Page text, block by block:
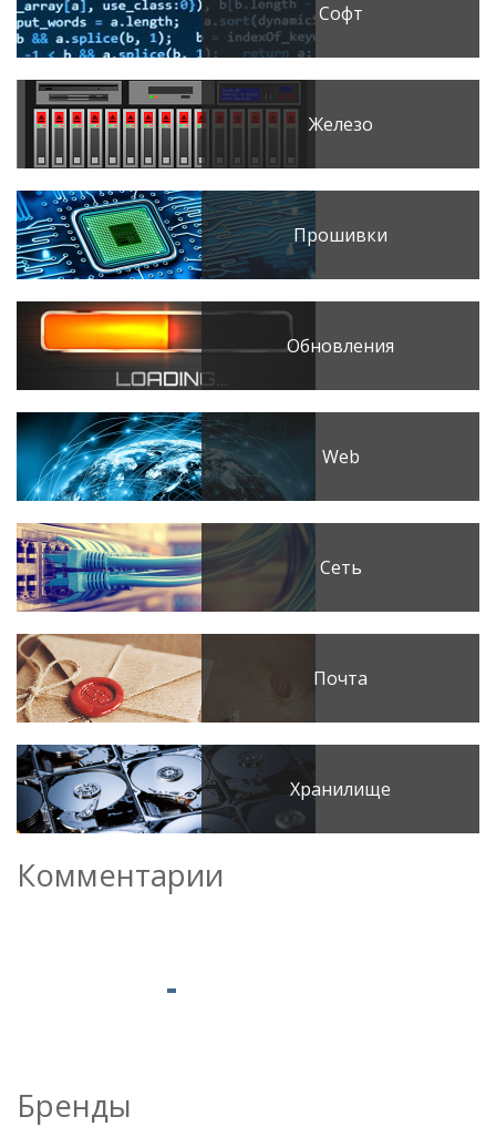
Софт
Железо
Прошивки
Обновления
Web
Сеть
Почта
Хранилище
Комментарии
Бренды